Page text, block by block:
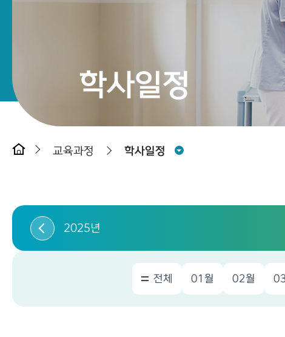
학사일정
교육과정 학사일정
2025년
전체 01월 02월